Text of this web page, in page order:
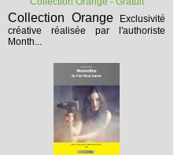
Collection Orange
Exclusivité
créative réalisée par l'authoriste
Month...